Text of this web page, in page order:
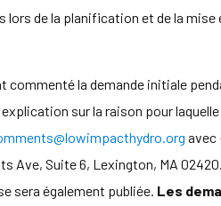
de la planification et de la
la demande initiale
sur la raison pour
avec
Ave, Suite 6, Lexington, MA
sera également publiée. Les